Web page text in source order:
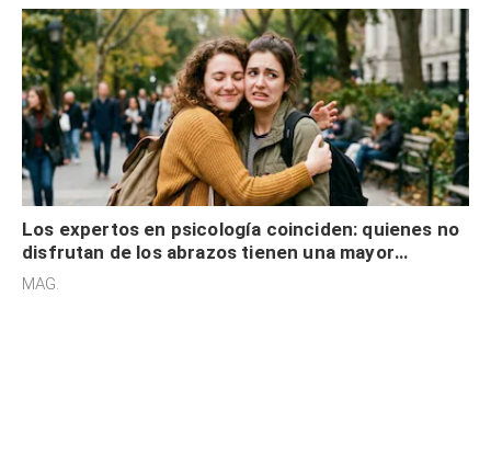
Los expertos en psicología coinciden: quienes no
disfrutan de los abrazos tienen una mayor
sensibilidad a los estímulos físicos y no es por
MAG.